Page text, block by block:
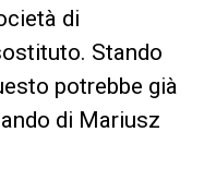
di
Stando
potrebbe già
di Mariusz